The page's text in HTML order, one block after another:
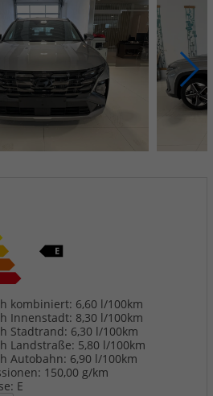
kombiniert: 6,60 l/100km
Innenstadt: 8,30 l/100km
Stadtrand: 6,30 l/100km
Landstraße: 5,80 l/100km
Autobahn: 6,90 l/100km
150,00 g/km
E